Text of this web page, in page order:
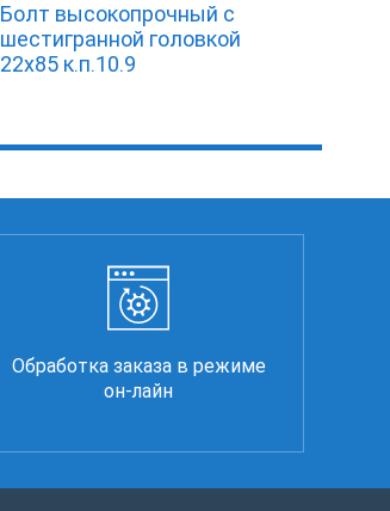
Болт высокопрочный с
шестигранной головкой
22х85 к.п.10.9
Обработка заказа в режиме
он-лайн